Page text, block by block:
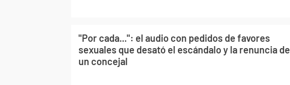
"Por cada...": el audio con pedidos de favores
sexuales que desató el escándalo y la renuncia de
un concejal